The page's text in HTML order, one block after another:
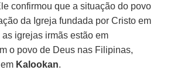
confirmou que a situação do povo
da Igreja fundada por Cristo em
igrejas irmãs estão em
o povo de Deus nas Filipinas,
Kalookan.